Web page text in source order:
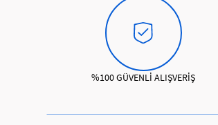
%100 GÜVENLİ ALIŞVERİŞ